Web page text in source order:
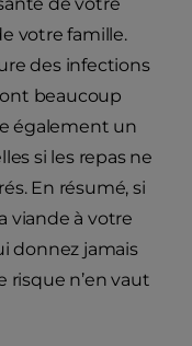
de votre
votre famille.
des infections
beaucoup
également un
si les repas ne
En résumé, si
viande à votre
donnez jamais
risque n’en vaut